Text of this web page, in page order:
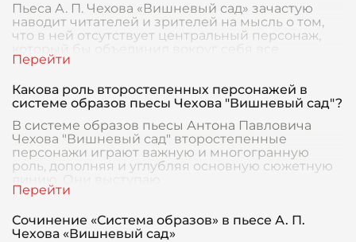
Пьеса А. П. Чехова «Вишневый сад» зачастую
наводит читателей и зрителей на мысль о том,
что в ней отсутствует центральный персонаж,
который бы объединил вокруг себя все
сюжетные ли
Какова роль второстепенных персонажей в
системе образов пьесы Чехова "Вишневый сад"?
В системе образов пьесы Антона Павловича
Чехова "Вишневый сад" второстепенные
персонажи играют важную и многогранную
роль, дополняя и углубляя основную сюжетную
линию. Они выступаю
Сочинение «Система образов» в пьесе А. П.
Чехова «Вишневый сад»